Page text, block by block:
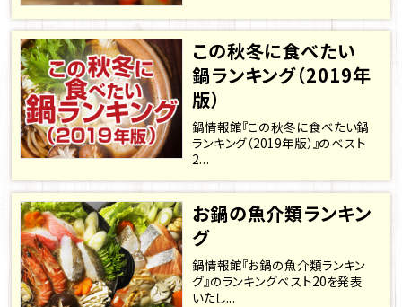
この秋冬に食べたい
鍋ランキング（2019年
版）
鍋情報館『この秋冬に食べたい鍋
ランキング（2019年版）』のベスト
2...
お鍋の魚介類ランキン
グ
鍋情報館『お鍋の魚介類ランキン
グ』のランキングベスト20を発表
いたし...